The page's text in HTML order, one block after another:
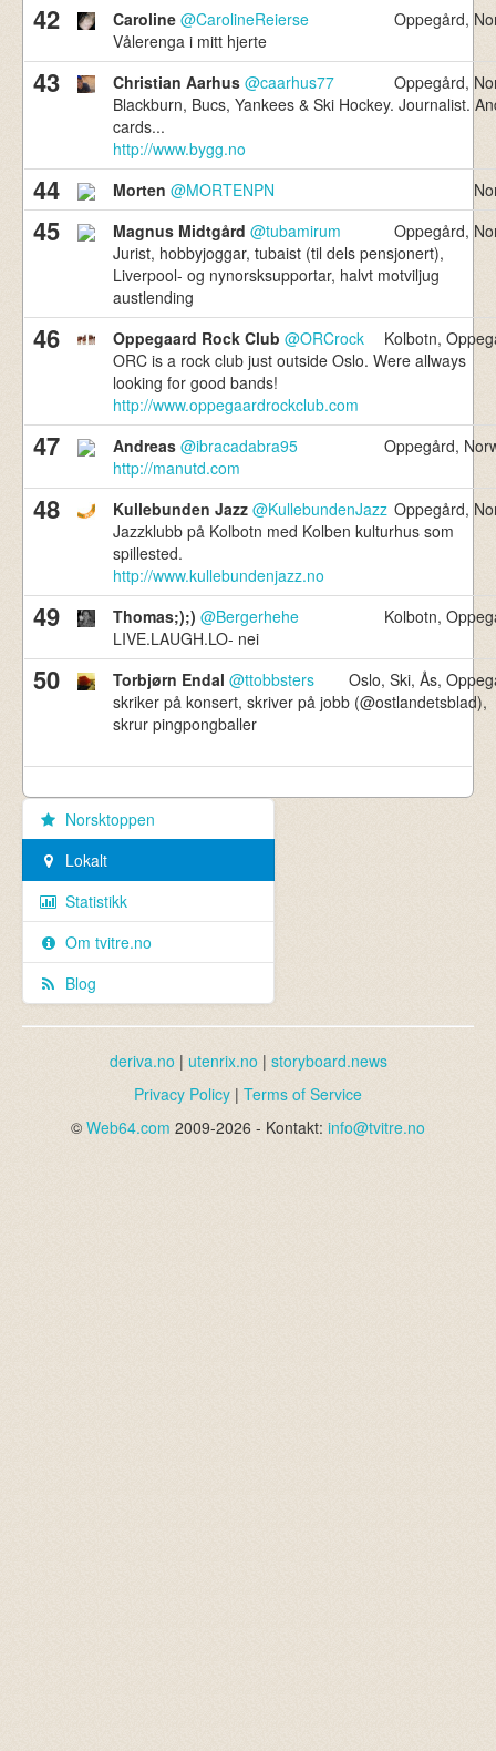
42 Caroline @CarolineReierse
Oppegård,
Vålerenga i mitt hjerte
43 Christian Aarhus @caarhus77
Oppegård,
Blackburn, Bucs, Yankees & Ski Hockey. Journalist.
cards...
http://www.bygg.no
44 Morten @MORTENPN
45 Magnus Midtgård @tubamirum
Oppegård,
Jurist, hobbyjoggar, tubaist (til dels pensjonert),
Liverpool- og nynorsksupportar, halvt motviljug
austlending
46 Oppegaard Rock Club @ORCrock
Kolbotn,
ORC is a rock club just outside Oslo. Were allways
looking for good bands!
http://www.oppegaardrockclub.com
47 Andreas @ibracadabra95
Oppegård,
http://manutd.com
48 Kullebunden Jazz @KullebundenJazz Oppegård,
Jazzklubb på Kolbotn med Kolben kulturhus som
spillested.
http://www.kullebundenjazz.no
49 Thomas;);) @Bergerhehe
Kolbotn,
LIVE.LAUGH.LO- nei
50 Torbjørn Endal @ttobbsters
Oslo, Ski, Ås,
skriker på konsert, skriver på jobb (@ostlandetsblad),
skrur pingpongballer
Norsktoppen
Lokalt
Statistikk
Om tvitre.no
Blog
deriva.no | utenrix.no | storyboard.news
Privacy Policy | Terms of Service
© Web64.com 2009-2026 - Kontakt: info@tvitre.no